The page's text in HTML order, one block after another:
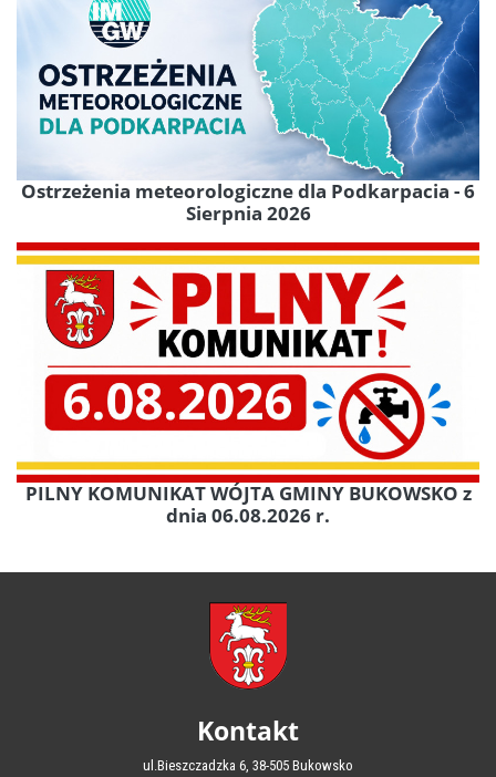
Ostrzeżenia meteorologiczne dla Podkarpacia - 6
Sierpnia 2026
PILNY KOMUNIKAT WÓJTA GMINY BUKOWSKO z
dnia 06.08.2026 r.
Kontakt
ul.Bieszczadzka 6, 38-505 Bukowsko